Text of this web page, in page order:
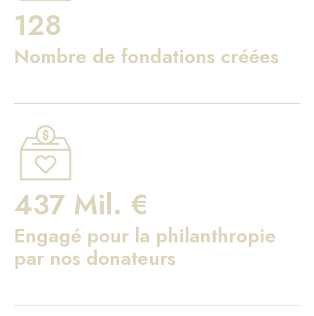
128
Nombre de fondations créées
437 Mil. €
Engagé pour la philanthropie
par nos donateurs